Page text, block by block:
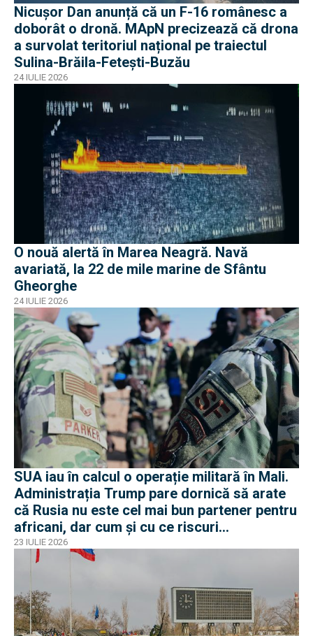
Nicușor Dan anunță că un F-16 românesc a
doborât o dronă. MApN precizează că drona
a survolat teritoriul național pe traiectul
Sulina-Brăila-Fetești-Buzău
24 IULIE 2026
O nouă alertă în Marea Neagră. Navă
avariată, la 22 de mile marine de Sfântu
Gheorghe
24 IULIE 2026
SUA iau în calcul o operație militară în Mali.
Administrația Trump pare dornică să arate
că Rusia nu este cel mai bun partener pentru
africani, dar cum și cu ce riscuri
operaționale?
23 IULIE 2026